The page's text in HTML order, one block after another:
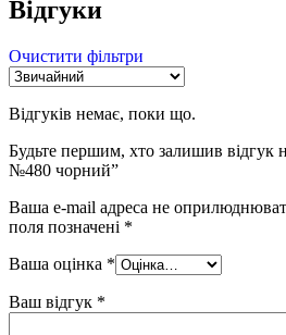
Відгуки
Очистити фільтри
Відгуків немає, поки що.
Будьте першим, хто залишив відгук
№480 чорний”
Ваша e-mail адреса не
поля позначені *
Ваша оцінка *
Ваш відгук *